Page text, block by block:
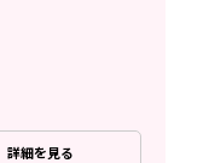
詳細を見る